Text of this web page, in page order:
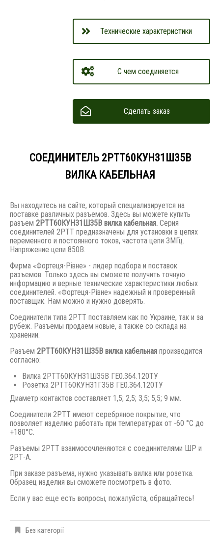
Технические характеристики
С чем соединяется
Сделать заказ
СОЕДИНИТЕЛЬ 2РТТ60КУН31Ш35В
ВИЛКА КАБЕЛЬНАЯ
Вы находитесь на сайте, который специализируется на
поставке различных разъемов. Здесь вы можете купить
разъем 2РТТ60КУН31Ш35В вилка кабельная. Серия
соединителей 2РТТ предназначены для установки в цепях
переменного и постоянного токов, частота цепи 3МГц.
Напряжение цепи 850В.
Фирма «Фортеця-Рівне» - лидер подбора и поставок
разъемов. Только здесь вы сможете получить точную
информацию и верные технические характеристики любых
соединителей. «Фортеця-Рівне» надежный и проверенный
поставщик. Нам можно и нужно доверять.
Соединители типа 2РТТ поставляем как по Украине, так и за
рубеж. Разъемы продаем новые, а также со склада на
хранении.
Разъем 2РТТ60КУН31Ш35В вилка кабельная производится
согласно:
Вилка 2РТТ60КУН31Ш35В ГЕ0.364.120ТУ
Розетка 2РТТ60КУН31Г35В ГЕ0.364.120ТУ
Диаметр контактов составляет 1,5; 2,5; 3,5; 5,5; 9 мм.
Соединители 2РТТ имеют серебряное покрытие, что
позволяет изделию работать при температурах от -60 °С до
+180°С.
Разъемы 2РТТ взаимосочленяются с соединителями ШР и
2РТ-А.
При заказе разъема, нужно указывать вилка или розетка.
Образец изделия вы сможете посмотреть в фото.
Если у вас еще есть вопросы, пожалуйста, обращайтесь!
Без категорії